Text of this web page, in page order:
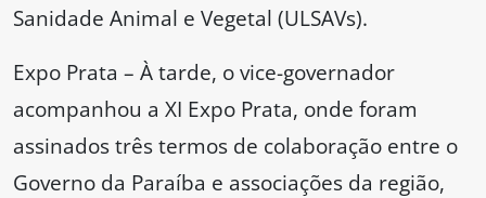
Sanidade Animal e Vegetal (ULSAVs).
Expo Prata – À tarde, o vice-governador
acompanhou a XI Expo Prata, onde foram
assinados três termos de colaboração entre o
Governo da Paraíba e associações da região,